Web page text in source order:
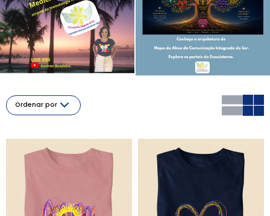
Ordenar por